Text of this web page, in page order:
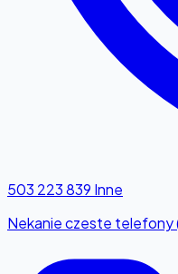
503 223 839 Inne
Nekanie czeste telefony